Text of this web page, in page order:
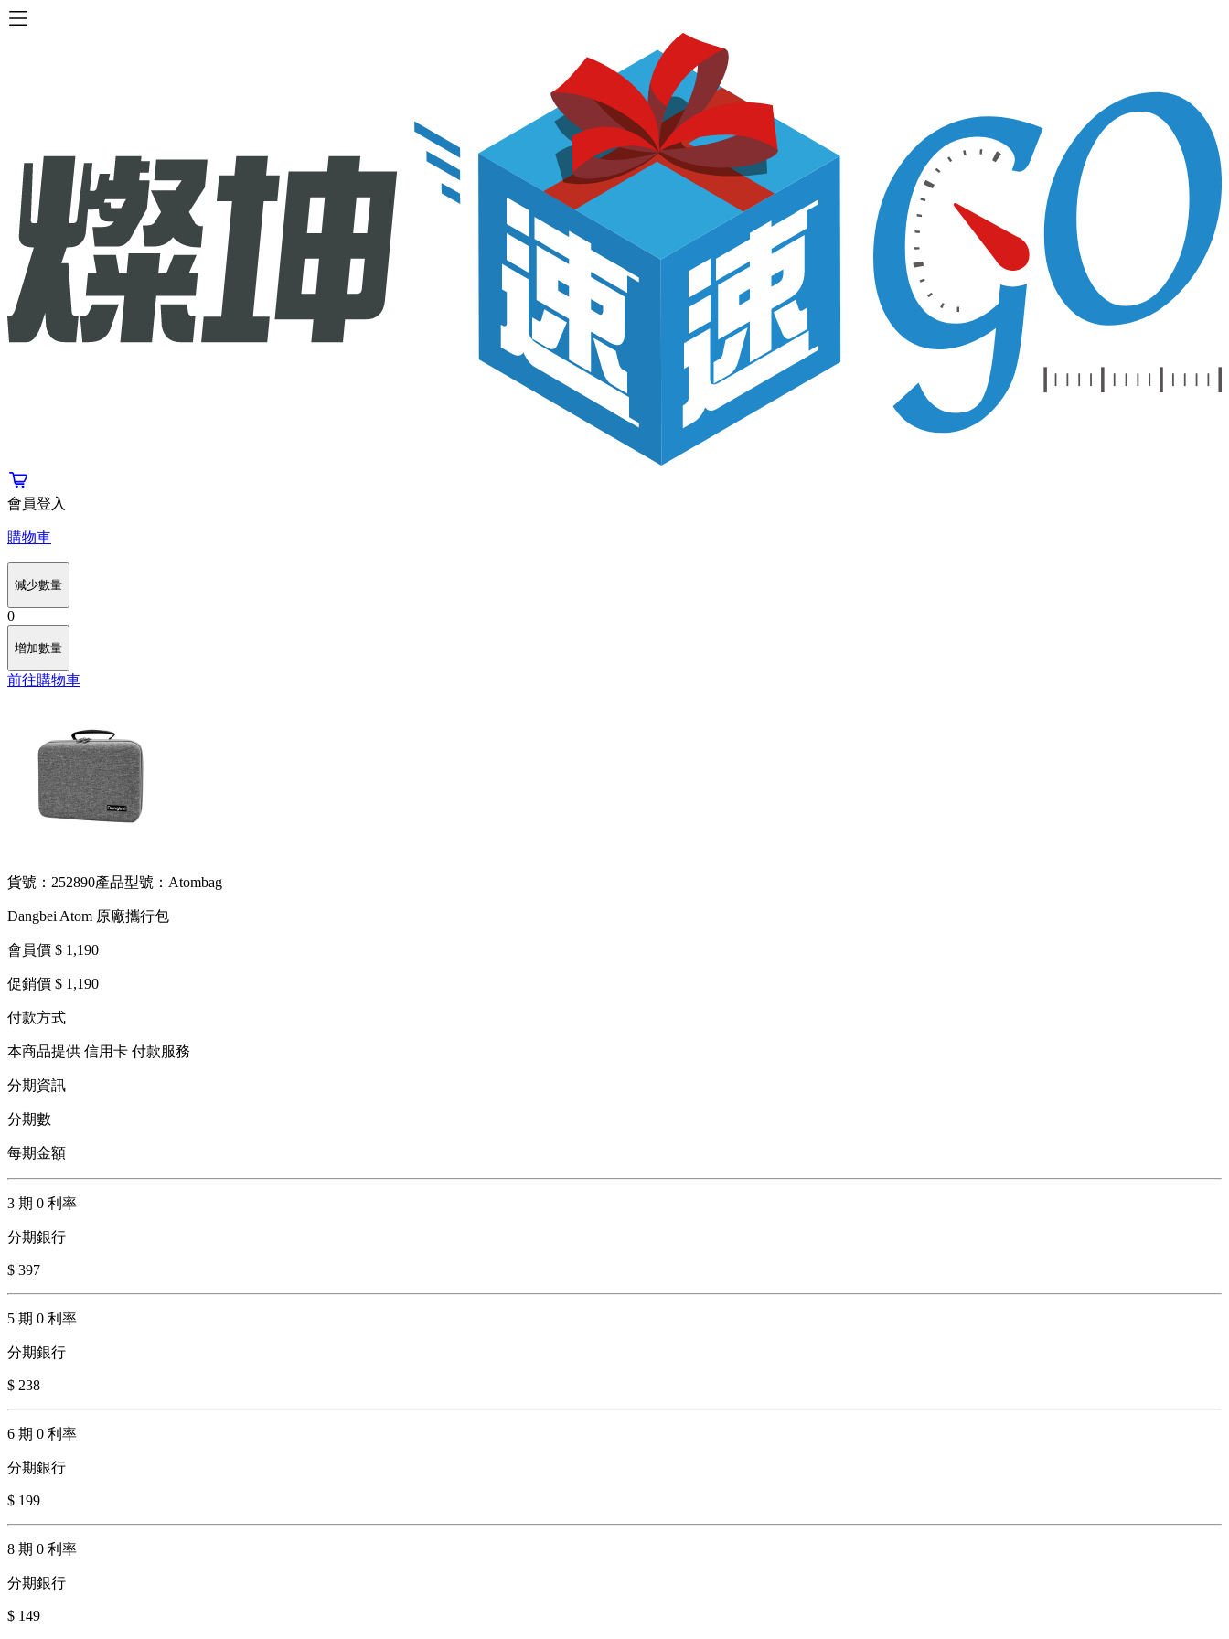
會員登入
購物車
減少數量
0
增加數量
前往購物車
貨號：252890產品型號：Atombag
Dangbei Atom 原廠攜行包
會員價 $ 1,190
促銷價 $ 1,190
付款方式
本商品提供 信用卡 付款服務
分期資訊
分期數
每期金額
3 期 0 利率
分期銀行
$ 397
5 期 0 利率
分期銀行
$ 238
6 期 0 利率
分期銀行
$ 199
8 期 0 利率
分期銀行
$ 149